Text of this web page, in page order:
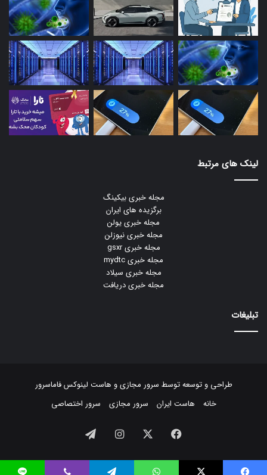
لینک های مرتبط
مجله خبری بیکینگ
برگزیده های ایران
مجله خبری یولن
مجله خبری نیوزلن
مجله خبری gsxr
مجله خبری mydtc
مجله خبری سیلاد
مجله خبری دریافت
تبلیغات
طراحی و توسعه توسط سرور مجازیو هاست لینوکسفاماسرور
خانه
هاست ایران سرور مجازی سرور اختصاصی
فیسبوک ایکس اینستاگرام